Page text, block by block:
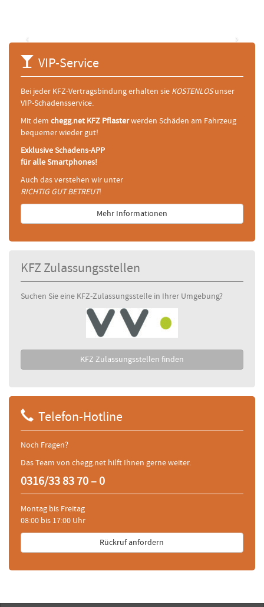
‹ ›
VIP-Service
Bei jeder KFZ-Vertragsbindung erhalten sie KOSTENLOSunser
VIP-Schadensservice.
Mit dem chegg.net KFZ Pflasterwerden Schäden am Fahrzeug
bequemer wieder gut!
Exklusive Schadens-APP
für alle Smartphones!
Auch das verstehen wir unter
RICHTIG GUT BETREUT!
Mehr Informationen
KFZ Zulassungsstellen
Suchen Sie eine KFZ-Zulassungsstelle in Ihrer Umgebung?
KFZ Zulassungsstellen finden
Telefon-Hotline
Noch Fragen?
Das Team von chegg.net hilft Ihnen gerne weiter.
0316/33 83 70 – 0
Montag bis Freitag
08:00 bis 17:00 Uhr
Rückruf anfordern